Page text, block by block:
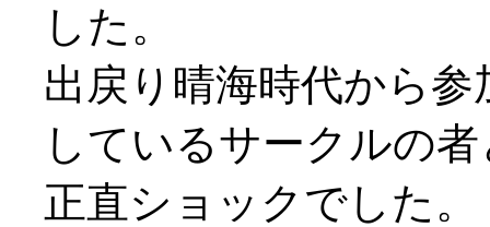
した。
出戻り晴海時代から
しているサークルの
正直ショックでした。